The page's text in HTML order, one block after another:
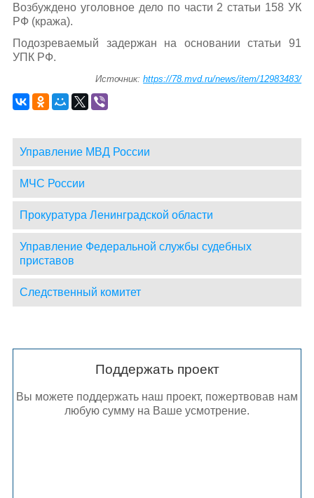
Возбуждено уголовное дело по части 2 статьи 158 УК
РФ (кража).
Подозреваемый задержан на основании статьи 91
УПК РФ.
Источник:https://78.mvd.ru/news/item/12983483/
Управление МВД России
МЧС России
Прокуратура Ленинградской области
Управление Федеральной службы судебных
приставов
Следственный комитет
Поддержать проект
Вы можете поддержать наш проект, пожертвовав нам
любую сумму на Ваше усмотрение.